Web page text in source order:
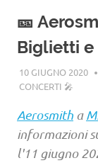
🎫
Biglietti
10 GIUGNO 2020
CONCERTI 🎤
Aerosmith a
informazioni
l'11 giugno